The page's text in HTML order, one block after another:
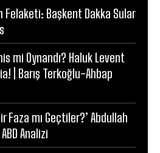
Felaketi: Başkent Dakka Sular
mi Oynandı? Haluk Levent
| Barış Terkoğlu-Ahbap
Faza mı Geçtiler?’ Abdullah
Analizi